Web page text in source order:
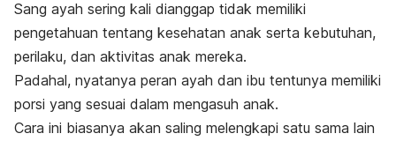
Sang ayah sering kali dianggap tidak memiliki
pengetahuan tentang kesehatan anak serta kebutuhan,
perilaku, dan aktivitas anak mereka.
Padahal, nyatanya peran ayah dan ibu tentunya memiliki
porsi yang sesuai dalam mengasuh anak.
Cara ini biasanya akan saling melengkapi satu sama lain